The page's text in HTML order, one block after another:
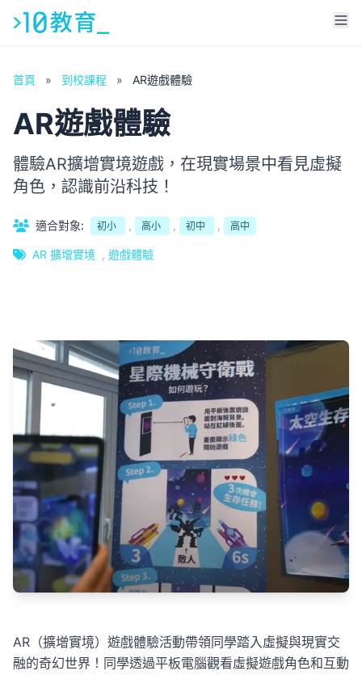
首頁 » 到校課程 » AR遊戲體驗
AR遊戲體驗
體驗AR擴增實境遊戲，在現實場景中看見虛擬
角色，認識前沿科技！
適合對象: 初小 , 高小 , 初中 , 高中
AR 擴增實境 , 遊戲體驗
AR（擴增實境）遊戲體驗活動帶領同學踏入虛擬與現實交
融的奇幻世界！同學透過平板電腦觀看虛擬遊戲角色和互動